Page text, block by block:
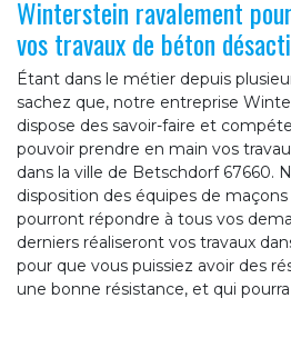
Winterstein ravalement
vos travaux de béton
Étant dans le métier depuis
sachez que, notre entreprise
dispose des savoir-faire et
pouvoir prendre en main vos
dans la ville de Betschdorf 67660.
disposition des équipes de
pourront répondre à tous vos
derniers réaliseront vos travaux
pour que vous puissiez avoir des
une bonne résistance, et qui